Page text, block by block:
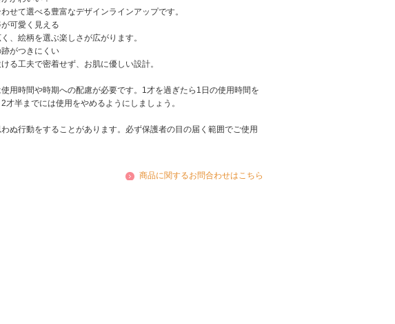
せて選べる豊富なデザインラインアップです。
が可愛く見える
、絵柄を選ぶ楽しさが広がります。
跡がつきにくい
る工夫で密着せず、お肌に優しい設計。
用時間や時期への配慮が必要です。1才を過ぎたら1日の使用時間を
才半までには使用をやめるようにしましょう。
ぬ行動をすることがあります。必ず保護者の目の届く範囲でご使用
商品に関するお問合わせはこちら